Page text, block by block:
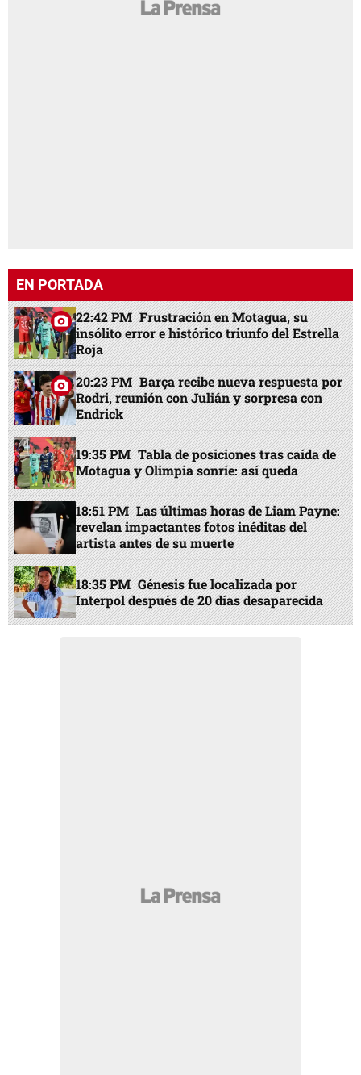
EN PORTADA
22:42 PM Frustración en Motagua, su
insólito error e histórico triunfo del Estrella
Roja
20:23 PM Barça recibe nueva respuesta por
Rodri, reunión con Julián y sorpresa con
Endrick
19:35 PM Tabla de posiciones tras caída de
Motagua y Olimpia sonríe: así queda
18:51 PM Las últimas horas de Liam Payne:
revelan impactantes fotos inéditas del
artista antes de su muerte
18:35 PM Génesis fue localizada por
Interpol después de 20 días desaparecida